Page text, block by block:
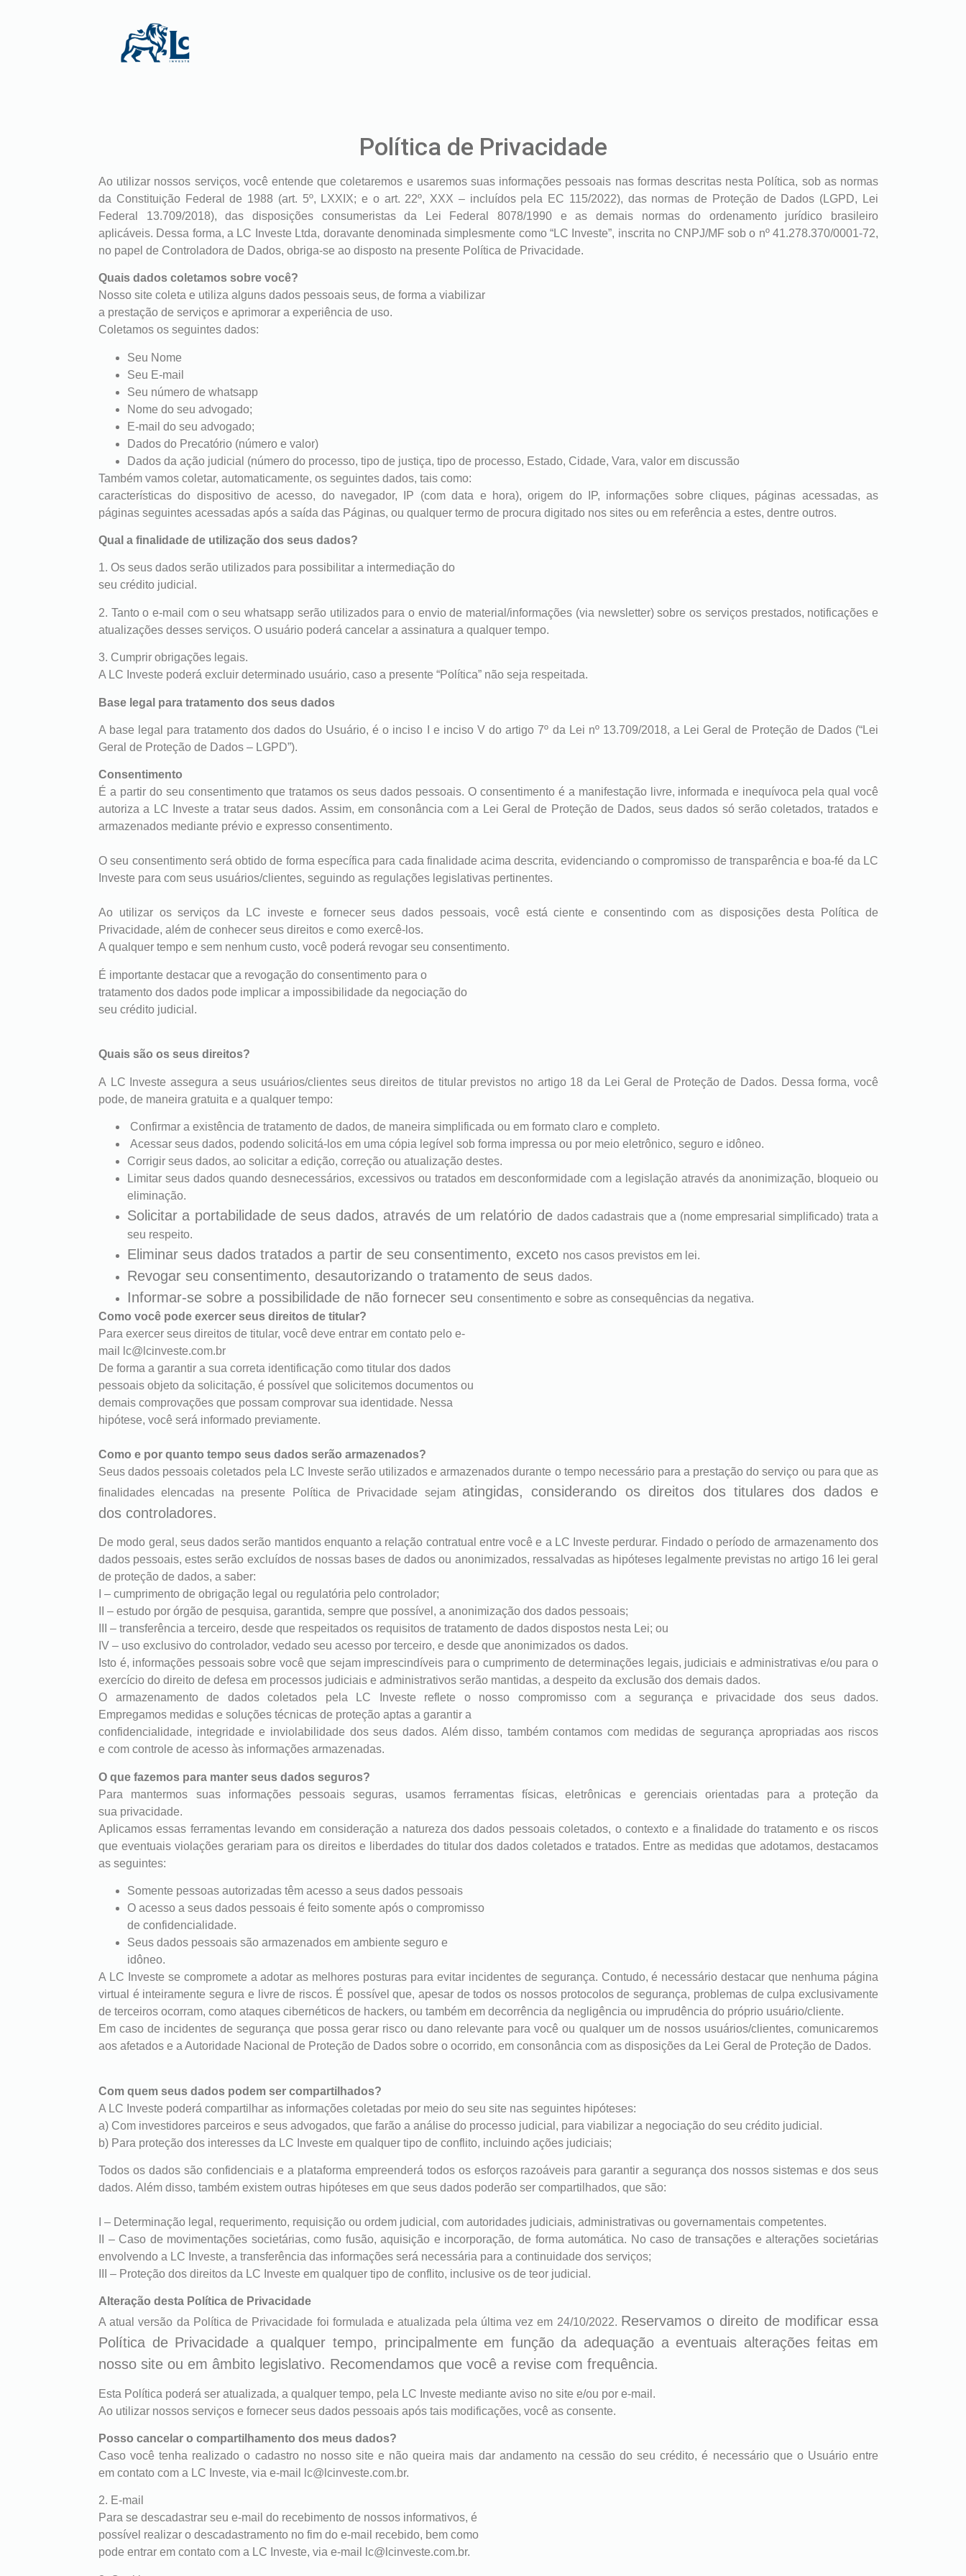
Política de Privacidade
Ao utilizar nossos serviços, você entende que coletaremos e usaremos suas informações pessoais nas formas descritas nesta Política, sob as normas
da Constituição Federal de 1988 (art. 5º, LXXIX; e o art. 22º, XXX – incluídos pela EC 115/2022), das normas de Proteção de Dados (LGPD, Lei
Federal 13.709/2018), das disposições consumeristas da Lei Federal 8078/1990 e as demais normas do ordenamento jurídico brasileiro
aplicáveis. Dessa forma, a LC Investe Ltda, doravante denominada simplesmente como “LC Investe”, inscrita no CNPJ/MF sob o nº 41.278.370/0001-72,
no papel de Controladora de Dados, obriga-se ao disposto na presente Política de Privacidade.
Quais dados coletamos sobre você?
Nosso site coleta e utiliza alguns dados pessoais seus, de forma a viabilizar
a prestação de serviços e aprimorar a experiência de uso.
Coletamos os seguintes dados:
Seu Nome
Seu E-mail
Seu número de whatsapp
Nome do seu advogado;
E-mail do seu advogado;
Dados do Precatório (número e valor)
Dados da ação judicial (número do processo, tipo de justiça, tipo de processo, Estado, Cidade, Vara, valor em discussão
Também vamos coletar, automaticamente, os seguintes dados, tais como:
características do dispositivo de acesso, do navegador, IP (com data e hora), origem do IP, informações sobre cliques, páginas acessadas, as
páginas seguintes acessadas após a saída das Páginas, ou qualquer termo de procura digitado nos sites ou em referência a estes, dentre outros.
Qual a finalidade de utilização dos seus dados?
1. Os seus dados serão utilizados para possibilitar a intermediação do
seu crédito judicial.
2. Tanto o e-mail com o seu whatsapp serão utilizados para o envio de material/informações (via newsletter) sobre os serviços prestados, notificações e
atualizações desses serviços. O usuário poderá cancelar a assinatura a qualquer tempo.
3. Cumprir obrigações legais.
A LC Investe poderá excluir determinado usuário, caso a presente “Política” não seja respeitada.
Base legal para tratamento dos seus dados
A base legal para tratamento dos dados do Usuário, é o inciso I e inciso V do artigo 7º da Lei nº 13.709/2018, a Lei Geral de Proteção de Dados (“Lei
Geral de Proteção de Dados – LGPD”).
Consentimento
É a partir do seu consentimento que tratamos os seus dados pessoais. O consentimento é a manifestação livre, informada e inequívoca pela qual você
autoriza a LC Investe a tratar seus dados. Assim, em consonância com a Lei Geral de Proteção de Dados, seus dados só serão coletados, tratados e
armazenados mediante prévio e expresso consentimento.
O seu consentimento será obtido de forma específica para cada finalidade acima descrita, evidenciando o compromisso de transparência e boa-fé da LC
Investe para com seus usuários/clientes, seguindo as regulações legislativas pertinentes.
Ao utilizar os serviços da LC investe e fornecer seus dados pessoais, você está ciente e consentindo com as disposições desta Política de
Privacidade, além de conhecer seus direitos e como exercê-los.
A qualquer tempo e sem nenhum custo, você poderá revogar seu consentimento.
É importante destacar que a revogação do consentimento para o
tratamento dos dados pode implicar a impossibilidade da negociação do
seu crédito judicial.
Quais são os seus direitos?
A LC Investe assegura a seus usuários/clientes seus direitos de titular previstos no artigo 18 da Lei Geral de Proteção de Dados. Dessa forma, você
pode, de maneira gratuita e a qualquer tempo:
Confirmar a existência de tratamento de dados, de maneira simplificada ou em formato claro e completo.
Acessar seus dados, podendo solicitá-los em uma cópia legível sob forma impressa ou por meio eletrônico, seguro e idôneo.
Corrigir seus dados, ao solicitar a edição, correção ou atualização destes.
Limitar seus dados quando desnecessários, excessivos ou tratados em desconformidade com a legislação através da anonimização, bloqueio ou
eliminação.
Solicitar a portabilidade de seus dados, através de um relatório dedados cadastrais que a (nome empresarial simplificado) trata a
seu respeito.
Eliminar seus dados tratados a partir de seu consentimento, exceto nos casos previstos em lei.
Revogar seu consentimento, desautorizando o tratamento de seus dados.
Informar-se sobre a possibilidade de não fornecer seu consentimento e sobre as consequências da negativa.
Como você pode exercer seus direitos de titular?
Para exercer seus direitos de titular, você deve entrar em contato pelo e-
mail lc@lcinveste.com.br
De forma a garantir a sua correta identificação como titular dos dados
pessoais objeto da solicitação, é possível que solicitemos documentos ou
demais comprovações que possam comprovar sua identidade. Nessa
hipótese, você será informado previamente.
Como e por quanto tempo seus dados serão armazenados?
Seus dados pessoais coletados pela LC Investe serão utilizados e armazenados durante o tempo necessário para a prestação do serviço ou para que as
finalidades elencadas na presente Política de Privacidade sejam atingidas, considerando os direitos dos titulares dos dados e
dos controladores.
De modo geral, seus dados serão mantidos enquanto a relação contratual entre você e a LC Investe perdurar. Findado o período de armazenamento dos
dados pessoais, estes serão excluídos de nossas bases de dados ou anonimizados, ressalvadas as hipóteses legalmente previstas no artigo 16 lei geral
de proteção de dados, a saber:
I – cumprimento de obrigação legal ou regulatória pelo controlador;
II – estudo por órgão de pesquisa, garantida, sempre que possível, a anonimização dos dados pessoais;
III – transferência a terceiro, desde que respeitados os requisitos de tratamento de dados dispostos nesta Lei; ou
IV – uso exclusivo do controlador, vedado seu acesso por terceiro, e desde que anonimizados os dados.
Isto é, informações pessoais sobre você que sejam imprescindíveis para o cumprimento de determinações legais, judiciais e administrativas e/ou para o
exercício do direito de defesa em processos judiciais e administrativos serão mantidas, a despeito da exclusão dos demais dados.
O armazenamento de dados coletados pela LC Investe reflete o nosso compromisso com a segurança e privacidade dos seus dados.
Empregamos medidas e soluções técnicas de proteção aptas a garantir a
confidencialidade, integridade e inviolabilidade dos seus dados. Além disso, também contamos com medidas de segurança apropriadas aos riscos
e com controle de acesso às informações armazenadas.
O que fazemos para manter seus dados seguros?
Para mantermos suas informações pessoais seguras, usamos ferramentas físicas, eletrônicas e gerenciais orientadas para a proteção da
sua privacidade.
Aplicamos essas ferramentas levando em consideração a natureza dos dados pessoais coletados, o contexto e a finalidade do tratamento e os riscos
que eventuais violações gerariam para os direitos e liberdades do titular dos dados coletados e tratados. Entre as medidas que adotamos, destacamos
as seguintes:
Somente pessoas autorizadas têm acesso a seus dados pessoais
O acesso a seus dados pessoais é feito somente após o compromisso
de confidencialidade.
Seus dados pessoais são armazenados em ambiente seguro e
idôneo.
A LC Investe se compromete a adotar as melhores posturas para evitar incidentes de segurança. Contudo, é necessário destacar que nenhuma página
virtual é inteiramente segura e livre de riscos. É possível que, apesar de todos os nossos protocolos de segurança, problemas de culpa exclusivamente
de terceiros ocorram, como ataques cibernéticos de hackers, ou também em decorrência da negligência ou imprudência do próprio usuário/cliente.
Em caso de incidentes de segurança que possa gerar risco ou dano relevante para você ou qualquer um de nossos usuários/clientes, comunicaremos
aos afetados e a Autoridade Nacional de Proteção de Dados sobre o ocorrido, em consonância com as disposições da Lei Geral de Proteção de Dados.
Com quem seus dados podem ser compartilhados?
A LC Investe poderá compartilhar as informações coletadas por meio do seu site nas seguintes hipóteses:
a) Com investidores parceiros e seus advogados, que farão a análise do processo judicial, para viabilizar a negociação do seu crédito judicial.
b) Para proteção dos interesses da LC Investe em qualquer tipo de conflito, incluindo ações judiciais;
Todos os dados são confidenciais e a plataforma empreenderá todos os esforços razoáveis para garantir a segurança dos nossos sistemas e dos seus
dados. Além disso, também existem outras hipóteses em que seus dados poderão ser compartilhados, que são:
I – Determinação legal, requerimento, requisição ou ordem judicial, com autoridades judiciais, administrativas ou governamentais competentes.
II – Caso de movimentações societárias, como fusão, aquisição e incorporação, de forma automática. No caso de transações e alterações societárias
envolvendo a LC Investe, a transferência das informações será necessária para a continuidade dos serviços;
III – Proteção dos direitos da LC Investe em qualquer tipo de conflito, inclusive os de teor judicial.
Alteração desta Política de Privacidade
A atual versão da Política de Privacidade foi formulada e atualizada pela última vez em 24/10/2022. Reservamos o direito de modificar essa
Política de Privacidade a qualquer tempo, principalmente em função da adequação a eventuais alteraçõesfeitas em
nosso site ou em âmbito legislativo. Recomendamos que você a revise com frequência.
Esta Política poderá ser atualizada, a qualquer tempo, pela LC Investe mediante aviso no site e/ou por e-mail.
Ao utilizar nossos serviços e fornecer seus dados pessoais após tais modificações, você as consente.
Posso cancelar o compartilhamento dos meus dados?
Caso você tenha realizado o cadastro no nosso site e não queira mais dar andamento na cessão do seu crédito, é necessário que o Usuário entre
em contato com a LC Investe, via e-mail lc@lcinveste.com.br.
2. E-mail
Para se descadastrar seu e-mail do recebimento de nossos informativos, é
possível realizar o descadastramento no fim do e-mail recebido, bem como
pode entrar em contato com a LC Investe, via e-mail lc@lcinveste.com.br.